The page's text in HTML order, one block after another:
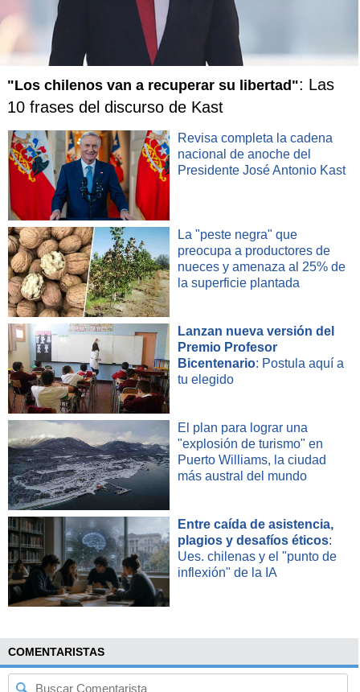
Y cerró: "Fue un partido de muchas emociones, una
montaña rusa.
En este tipo de partidos, con tan poco
margen, los detalles son los que marcan la diferencia.
Pudimos haber logrado un 2-0, un 3-0 incluso, y
lamentablemente no concretamos las ocasiones ".
"Los chilenos van a recuperar su libertad": Las
10 frases del discurso de Kast
Revisa completa la cadena
nacional de anoche del
Presidente José Antonio Kast
La "peste negra" que
preocupa a productores de
nueces y amenaza al 25% de
la superficie plantada
Lanzan nueva versión del
Premio Profesor
Bicentenario: Postula aquí a
tu elegido
El plan para lograr una
"explosión de turismo" en
Puerto Williams, la ciudad
más austral del mundo
Entre caída de asistencia,
plagios y desafíos éticos:
Ues. chilenas y el "punto de
inflexión" de la IA
COMENTARISTAS